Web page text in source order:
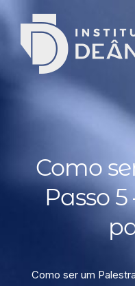
Como
Passo
Como ser um